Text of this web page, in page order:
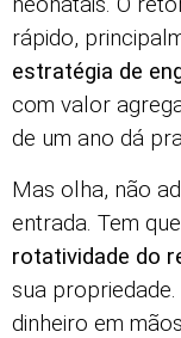
neonatais. O
rápido,
estratégia de
com valor
de um ano dá
Mas olha, não
entrada. Tem
rotatividade do
sua
dinheiro em